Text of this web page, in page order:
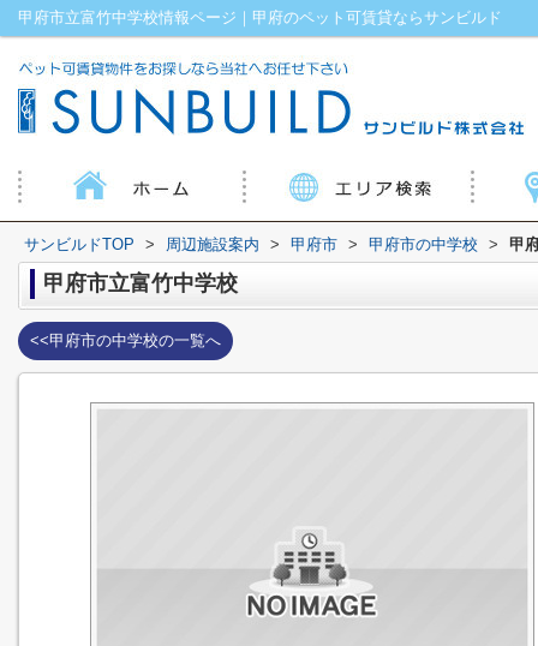
甲府市立富竹中学校情報ページ｜甲府のペット可賃貸ならサンビルド
サンビルドTOP > 周辺施設案内 > 甲府市 > 甲府市の中学校 > 甲
甲府市立富竹中学校
<<甲府市の中学校の一覧へ